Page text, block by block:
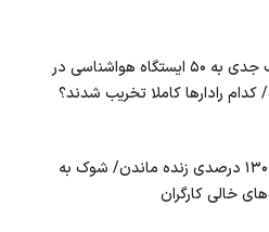
آسیب جدی به ۵۰ ایستگاه هواشناسی در
رادار‌ها کاملا تخریب شدند؟
تورم ۱۳۰ درصدی زنده ماندن/ شوک به
خالی کارگران